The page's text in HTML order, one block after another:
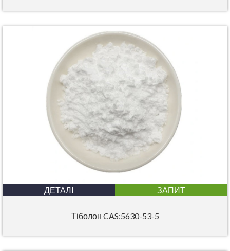
ДЕТАЛІ ЗАПИТ
Тіболон CAS:5630-53-5